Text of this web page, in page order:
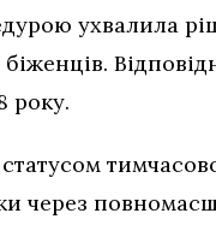
ухвалила
року.
через